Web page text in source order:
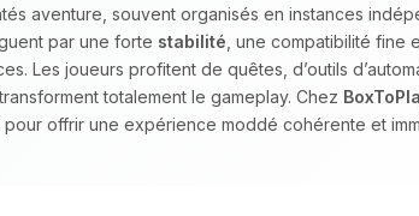
aventure, souvent organisés en instances
par une forte stabilité , une compatibilité fine
Les joueurs profitent de quêtes, d’outils
totalement le gameplay. Chez
offrir une expérience moddé cohérente et